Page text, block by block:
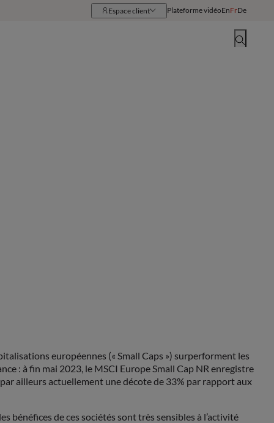
Espace client Plateforme vidéoEnFrDe
européennes (« Small Caps ») surperforment les
: à fin mai 2023, le MSCI Europe Small Cap NR enregistre
ailleurs actuellement une décote de 33% par rapport aux
bénéfices de ces sociétés sont très sensibles à l’activité